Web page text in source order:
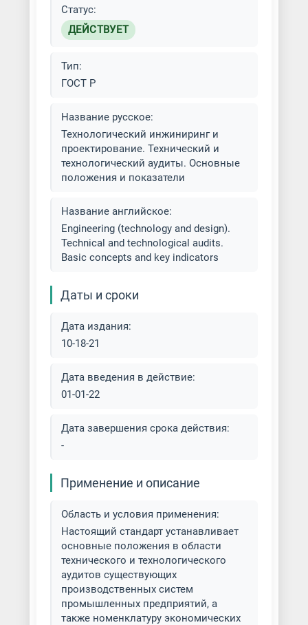
Статус:
ДЕЙСТВУЕТ
Тип:
ГОСТ Р
Название русское:
Технологический инжиниринг и
проектирование. Технический и
технологический аудиты. Основные
положения и показатели
Название английское:
Engineering (technology and design).
Technical and technological audits.
Basic concepts and key indicators
Даты и сроки
Дата издания:
10-18-21
Дата введения в действие:
01-01-22
Дата завершения срока действия:
-
Применение и описание
Область и условия применения:
Настоящий стандарт устанавливает
основные положения в области
технического и технологического
аудитов существующих
производственных систем
промышленных предприятий, а
также номенклатуру экономических